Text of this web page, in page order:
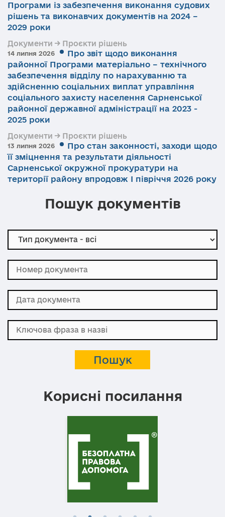
Програми із забезпечення виконання судових
рішень та виконавчих документів на 2024 –
2029 роки
Документи → Проєкти рішень
14 липня 2026
Про звіт щодо виконання
районної Програми матеріально – технічного
забезпечення відділу по нарахуванню та
здійсненню соціальних виплат управління
соціального захисту населення Сарненської
районної державної адміністрації на 2023 -
2025 роки
Документи → Проєкти рішень
13 липня 2026
Про стан законності, заходи щодо
її зміцнення та результати діяльності
Сарненської окружної прокуратури на
території району впродовж І півріччя 2026 року
Пошук документів
Корисні посилання